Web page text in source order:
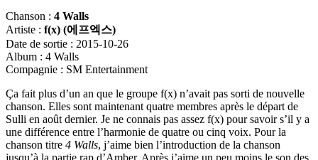
Chanson : 4 Walls
Artiste : f(x) (에프엑스)
Date de sortie : 2015-10-26
Album : 4 Walls
Compagnie : SM Entertainment
Ça fait plus d’un an que le groupe f(x) n’avait pas sorti de nouvelle
chanson. Elles sont maintenant quatre membres après le départ de
Sulli en août dernier. Je ne connais pas assez f(x) pour savoir s’il y a
une différence entre l’harmonie de quatre ou cinq voix. Pour la
chanson titre 4 Walls, j’aime bien l’introduction de la chanson
jusqu’à la partie rap d’Amber. Après j’aime un peu moins le son des